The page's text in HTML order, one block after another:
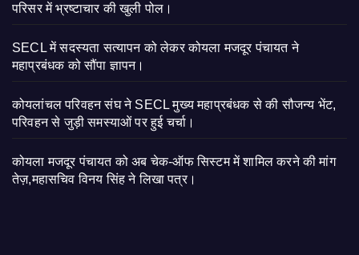
परिसर में भ्रष्टाचार की खुली पोल।
SECL में सदस्यता सत्यापन को लेकर कोयला मजदूर पंचायत ने
महाप्रबंधक को सौंपा ज्ञापन।
कोयलांचल परिवहन संघ ने SECL मुख्य महाप्रबंधक से की सौजन्य भेंट,
परिवहन से जुड़ी समस्याओं पर हुई चर्चा।
कोयला मजदूर पंचायत को अब चेक-ऑफ सिस्टम में शामिल करने की मांग
तेज़,महासचिव विनय सिंह ने लिखा पत्र।